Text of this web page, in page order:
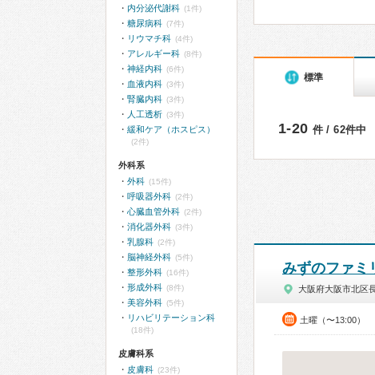
標準
1-20 件 / 62件中
みずのファミ
大阪府大阪市北区
土曜（〜13:00）
内分泌代謝科 (1件)
糖尿病科 (7件)
リウマチ科 (4件)
アレルギー科 (8件)
神経内科 (6件)
血液内科 (3件)
腎臓内科 (3件)
人工透析 (3件)
緩和ケア（ホスピス）
(2件)
外科系
外科 (15件)
呼吸器外科 (2件)
心臓血管外科 (2件)
消化器外科 (3件)
乳腺科 (2件)
脳神経外科 (5件)
整形外科 (16件)
形成外科 (8件)
美容外科 (5件)
リハビリテーション科
(18件)
皮膚科系
皮膚科 (23件)